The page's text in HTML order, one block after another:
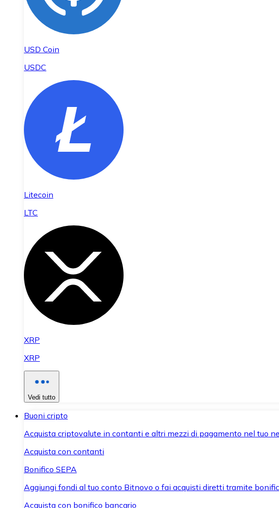
USD Coin
USDC
Litecoin
LTC
XRP
XRP
Vedi tutto
Buoni cripto
Acquista criptovalute in contanti e altri mezzi di pagamento nel tuo
Acquista con contanti
Bonifico SEPA
Aggiungi fondi al tuo conto Bitnovo o fai acquisti diretti tramite
Acquista con bonifico bancario